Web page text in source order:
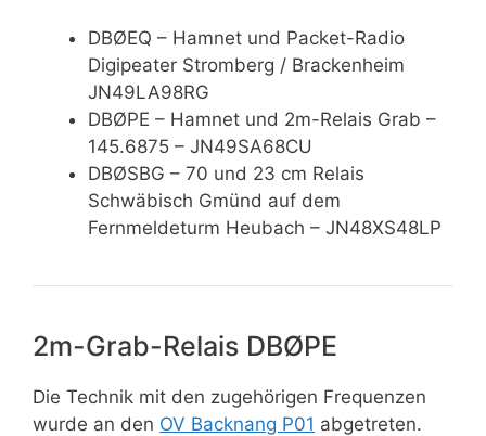
DBØEQ – Hamnet und Packet-Radio
Digipeater Stromberg / Brackenheim
JN49LA98RG
DBØPE – Hamnet und 2m-Relais Grab –
145.6875 – JN49SA68CU
DBØSBG – 70 und 23 cm Relais
Schwäbisch Gmünd auf dem
Fernmeldeturm Heubach – JN48XS48LP
2m-Grab-Relais DBØPE
Die Technik mit den zugehörigen Frequenzen
wurde an den OV Backnang P01 abgetreten.